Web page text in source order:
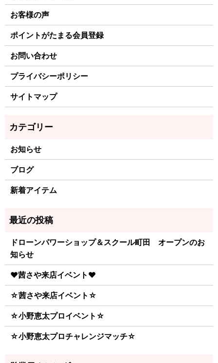
お客様の声
ポイントがたまる会員登録
お問い合わせ
プライバシーポリシー
サイトマップ
お知らせ
ブログ
新着アイテム
ドローンパワーショップ＆スクール町田 オープンのお
知らせ
♥茜さや来店イベント♥
☆茜さや来店イベント☆
☆小野恵太プロイベント☆
☆小野恵太プロチャレンジマッチ☆